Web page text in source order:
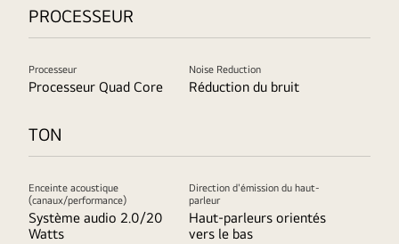
PROCESSEUR
Processeur
Processeur Quad Core
Noise Reduction
Réduction du bruit
TON
Enceinte acoustique
(canaux/performance)
Système audio 2.0/20
Watts
Direction d'émission du haut-
parleur
Haut-parleurs orientés
vers le bas